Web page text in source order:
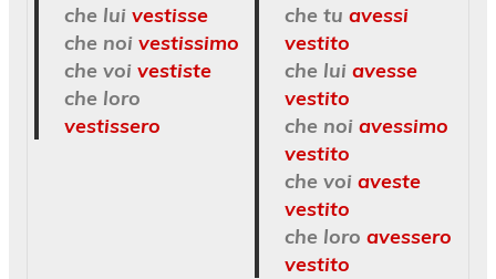
che lui vestisse
che noi vestissimo
che voi vestiste
che loro
vestissero
che tu avessi
vestito
che lui avesse
vestito
che noi avessimo
vestito
che voi aveste
vestito
che loro avessero
vestito